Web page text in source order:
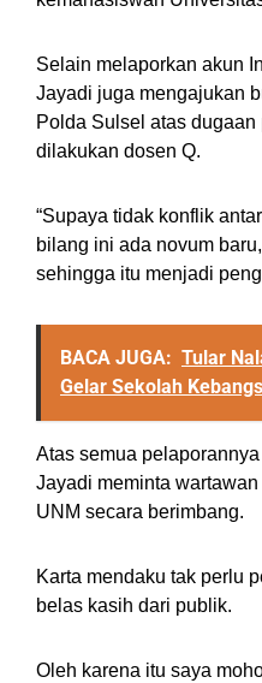
Selain melaporkan akun
Jayadi juga mengajukan
Polda Sulsel atas
dilakukan dosen Q.
“Supaya tidak konflik
bilang ini ada novum
sehingga itu menjadi
BACA JUGA: Tular
Gelar Sekolah
Atas semua
Jayadi meminta
UNM secara berimbang.
Karta mendaku tak perlu
belas kasih dari publik.
Oleh karena itu saya